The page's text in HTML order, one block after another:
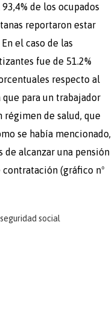
de los ocupados
reportaron estar
el caso de las
fue de 51.2%
respecto al
que para un trabajador
régimen de salud, que
se había mencionado,
de alcanzar una pensión
(gráfico nº